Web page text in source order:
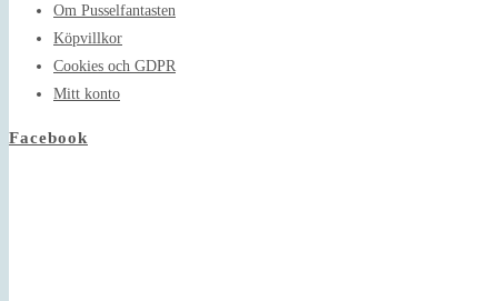
Om Pusselfantasten
Köpvillkor
Cookies och GDPR
Mitt konto
Facebook